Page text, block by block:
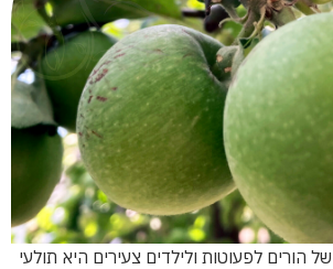
הורים לפעוטות ולילדים צעירים היא תולעי